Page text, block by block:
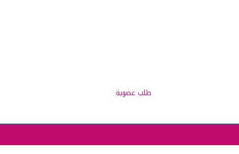
طلب عضوية